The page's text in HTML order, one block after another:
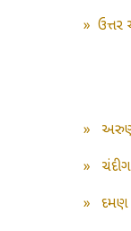
»
»
»
» દમણ